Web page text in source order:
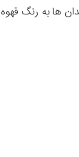
به رنگ قهوه